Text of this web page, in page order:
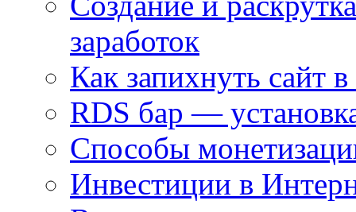
заработок
Как запихнуть сайт
RDS бар —
Способы
Инвестиции в